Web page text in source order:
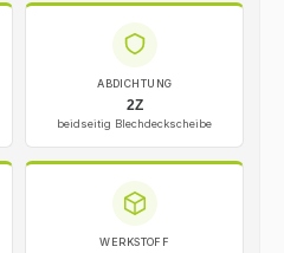
ABDICHTUNG
2Z
beidseitig Blechdeckscheibe
WERKSTOFF